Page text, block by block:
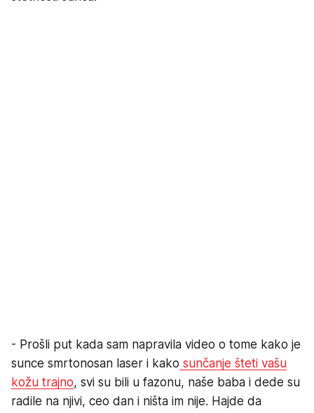
- Prošli put kada sam napravila video o tome kako je
sunce smrtonosan laser i kako sunčanje šteti vašu
kožu trajno, svi su bili u fazonu, naše baba i dede su
radile na njivi, ceo dan i ništa im nije. Hajde da